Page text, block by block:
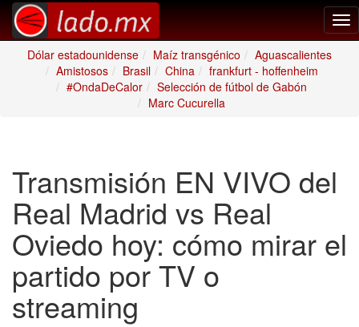
Dólar estadounidense
Maíz transgénico
Aguascalientes
Amistosos
Brasil China
frankfurt - hoffenheim
#OndaDeCalor
Selección de fútbol de Gabón
Marc Cucurella
Transmisión EN VIVO del
Real Madrid vs Real
Oviedo hoy: cómo mirar el
partido por TV o
streaming